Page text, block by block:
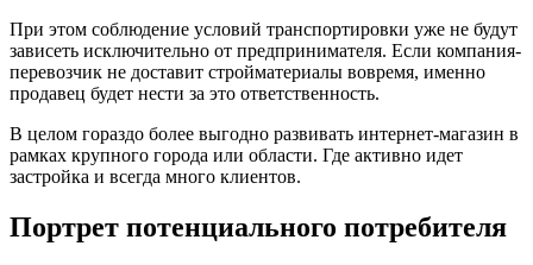
При этом соблюдение условий транспортировки уже не будут
зависеть исключительно от предпринимателя. Если компания-
перевозчик не доставит стройматериалы вовремя, именно
продавец будет нести за это ответственность.
В целом гораздо более выгодно развивать интернет-магазин в
рамках крупного города или области. Где активно идет
застройка и всегда много клиентов.
Портрет потенциального потребителя